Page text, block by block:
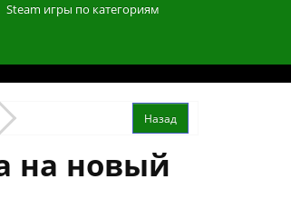
Steam игры по категориям
на новый